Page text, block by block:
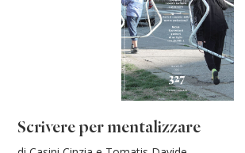
Scrivere per mentalizzare